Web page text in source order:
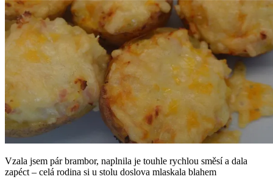
Vzala jsem pár brambor, naplnila je touhle rychlou směsí a dala
zapéct – celá rodina si u stolu doslova mlaskala blahem